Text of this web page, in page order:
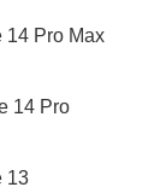
Max
Pro